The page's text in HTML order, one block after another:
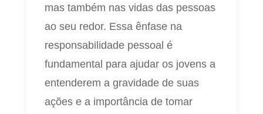
mas também nas vidas das pessoas
ao seu redor. Essa ênfase na
responsabilidade pessoal é
fundamental para ajudar os jovens a
entenderem a gravidade de suas
ações e a importância de tomar